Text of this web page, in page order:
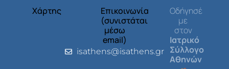
Χάρτης
Επικοινωνία
(συνιστάται
μέσω
email)
isathens@isathens.gr
Οδήγησέ
με
στον
Ιατρικό
Σύλλογο
Αθηνών